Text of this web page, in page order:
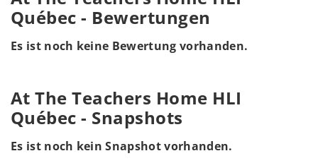
Québec - Bewertungen
Es ist noch keine Bewertung vorhanden.
At The Teachers Home HLI
Québec - Snapshots
Es ist noch kein Snapshot vorhanden.